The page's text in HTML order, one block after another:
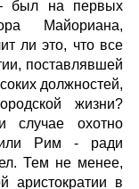
был на первых
Майориана,
ли это, что все
поставлявшей
должностей,
жизни?
охотно
Рим - ради
Тем не менее,
аристократии в